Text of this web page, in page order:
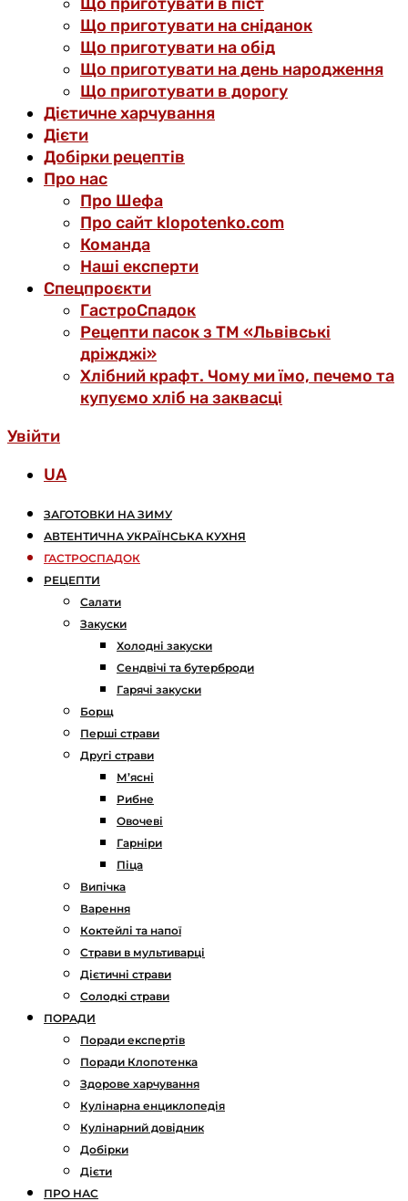
Що приготувати на сніданок
Що приготувати на обід
Що приготувати на день народження
Що приготувати в дорогу
Дієтичне харчування
Дієти
Добірки рецептів
Про нас
Про Шефа
Про сайт klopotenko.com
Команда
Наші експерти
Спецпроєкти
ГастроСпадок
Рецепти пасок з ТМ «Львівські
дріжджі»
Хлібний крафт. Чому ми їмо, печемо та
купуємо хліб на заквасці
Увійти
UA
ЗАГОТОВКИ НА ЗИМУ
АВТЕНТИЧНА УКРАЇНСЬКА КУХНЯ
ГАСТРОСПАДОК
РЕЦЕПТИ
Салати
Закуски
Холодні закуски
Сендвічі та бутерброди
Гарячі закуски
Борщ
Перші страви
Другі страви
М’ясні
Рибне
Овочеві
Гарніри
Піца
Випічка
Варення
Коктейлі та напої
Страви в мультиварці
Дієтичні страви
Солодкі страви
ПОРАДИ
Поради експертів
Поради Клопотенка
Здорове харчування
Кулінарна енциклопедія
Кулінарний довідник
Добірки
Дієти
ПРО НАС